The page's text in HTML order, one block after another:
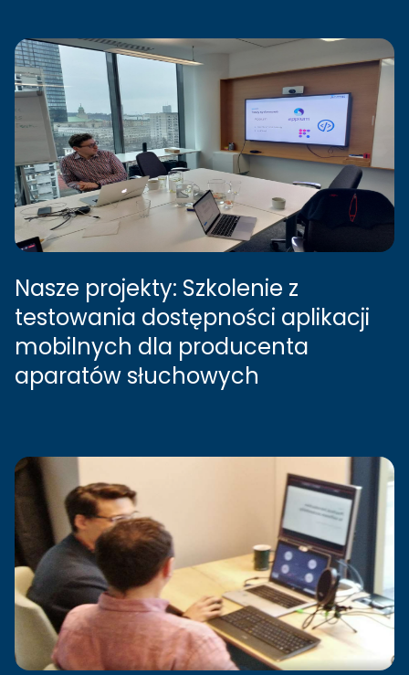
Nasze projekty: Szkolenie z
testowania dostępności aplikacji
mobilnych dla producenta
aparatów słuchowych